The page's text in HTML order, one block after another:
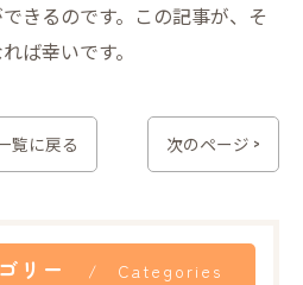
きるのです。この記事が、そ
ば幸いです。
覧に戻る 次のページ >
リー Categories